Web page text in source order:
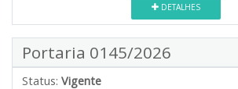
DETALHES
Portaria 0145/2026
Status: Vigente